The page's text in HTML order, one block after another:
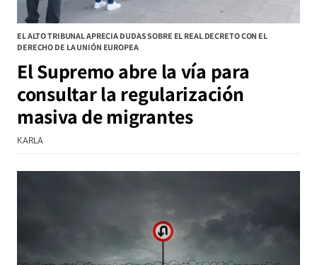
EL ALTO TRIBUNAL APRECIA DUDAS SOBRE EL REAL DECRETO CON EL
DERECHO DE LA UNIÓN EUROPEA
El Supremo abre la vía para
consultar la regularización
masiva de migrantes
KARLA